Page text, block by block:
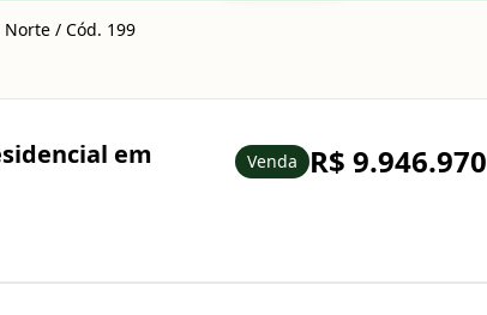
Norte / Cód. 199
em
Venda R$ 9.946.970